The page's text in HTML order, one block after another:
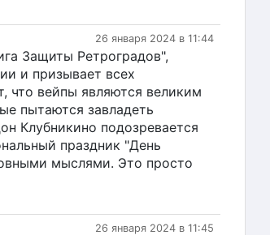
26 января 2024 в 11:44
Защиты Ретроградов",
и призывает всех
вейпы являются великим
пытаются завладеть
Клубникино подозревается
праздник "День
мыслями. Это просто
26 января 2024 в 11:45